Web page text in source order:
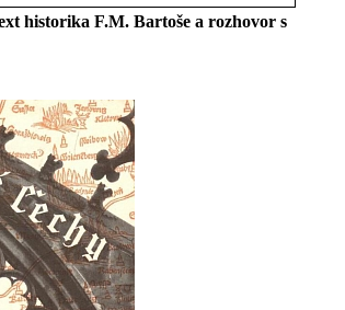
historika F.M. Bartoše a rozhovor s